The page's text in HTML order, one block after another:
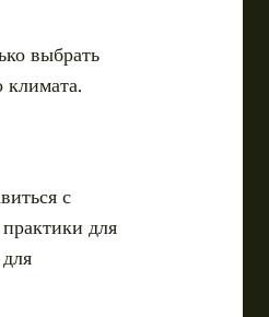
выбрать
климата.
с
для